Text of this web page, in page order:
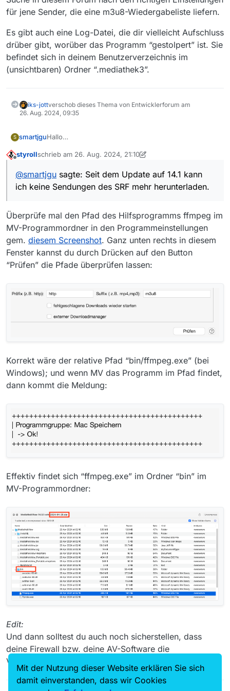
für jene Sender, die eine m3u8-Wiedergabeliste liefern.
Es gibt auch eine Log-Datei, die dir vielleicht Aufschluss
drüber gibt, worüber das Programm “gestolpert” ist. Sie
befindet sich in deinem Benutzerverzeichnis im
(unsichtbaren) Ordner “.mediathek3”.
iks-jottverschob dieses Thema von Entwicklerforum am
26. Aug. 2024, 09:35
S smartjguHallo
des SRF mehr herunterladen.
Balken wird rot.
Benutze ich jedoch den DownloadLink zusammen mit
Was ist passiert, weiss jemand Rat?
Herzliche Grüsse
smartjgu
styrollschrieb am 26. Aug. 2024, 21:10
zuletzt editiert von styroll
@smartjgu sagte: Seit dem Update auf 14.1 kann
ich keine Sendungen des SRF mehr herunterladen.
Überprüfe mal den Pfad des Hilfsprogramms ffmpeg im
MV-Programmordner in den Programmeinstellungen
gem. diesem Screenshot. Ganz unten rechts in diesem
Fenster kannst du durch Drücken auf den Button
“Prüfen” die Pfade überprüfen lassen:
Korrekt wäre der relative Pfad “bin/ffmpeg.exe” (bei
Windows); und wenn MV das Programm im Pfad findet,
dann kommt die Meldung:
Effektiv findet sich “ffmpeg.exe” im Ordner “bin” im
MV-Programmordner:
Edit:
Und dann solltest du auch noch sicherstellen, dass
deine Firewall bzw. deine AV-Software die
Verbindungen, die ffmpeg aufbauen will, auch zulässt.
Mit der Nutzung dieser Website erklären Sie sich
damit einverstanden, dass wir Cookies